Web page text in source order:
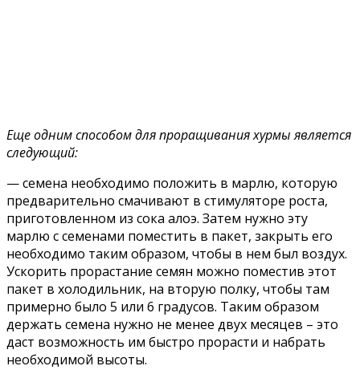
Еще одним способом для проращивания хурмы является
следующий:
— семена необходимо положить в марлю, которую
предварительно смачивают в стимуляторе роста,
приготовленном из сока алоэ. Затем нужно эту
марлю с семенами поместить в пакет, закрыть его
необходимо таким образом, чтобы в нем был воздух.
Ускорить прорастание семян можно поместив этот
пакет в холодильник, на вторую полку, чтобы там
примерно было 5 или 6 градусов. Таким образом
держать семена нужно не менее двух месяцев – это
даст возможность им быстро прорасти и набрать
необходимой высоты.